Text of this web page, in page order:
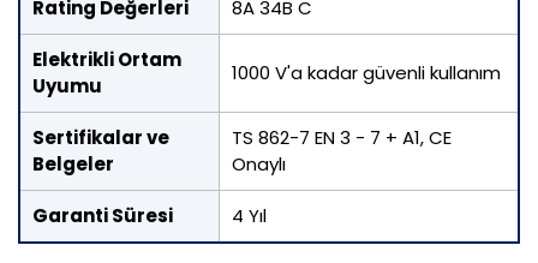
Rating Değerleri 8A 34B C
Elektrikli Ortam
Uyumu
1000 V'a kadar güvenli kullanım
Sertifikalar ve
Belgeler
TS 862-7 EN 3 - 7 + A1, CE
Onaylı
Garanti Süresi 4 Yıl